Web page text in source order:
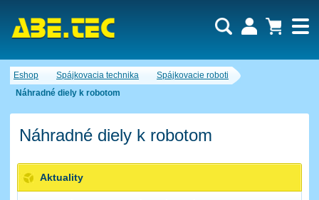
Eshop Spájkovacia technika
Spájkovacie roboti
Náhradné diely k robotom
Náhradné diely k robotom
Aktuality
Dopytový košík je prázdny!
Počet produktov:0